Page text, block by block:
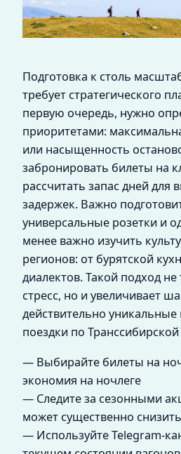
Подготовка к столь
требует стратегического
первую очередь, нужно
приоритетами:
или насыщенность
забронировать билеты на
рассчитать запас дней для
задержек. Важно
универсальные розетки и
менее важно изучить
регионов: от бурятской
диалектов. Такой подход
стресс, но и увеличивает
действительно уникальные
поездки по
— Выбирайте билеты на
экономия на ночлеге
— Следите за сезонными
может существенно
— Используйте Telegram-